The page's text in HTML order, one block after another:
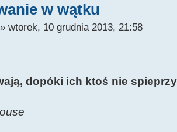
w wątku
» wtorek, 10 grudnia 2013, 21:58
dopóki ich ktoś nie